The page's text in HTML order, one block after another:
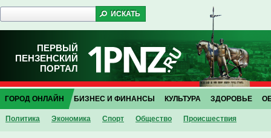
ПЕРВЫЙ
ПЕНЗЕНСКИЙ
ПОРТАЛ
ГОРОД ОНЛАЙН
Политика Экономика Спорт Общество Проиcшествия
БИЗНЕС И ФИНАНСЫ КУЛЬТУРА ЗДОРОВЬЕ